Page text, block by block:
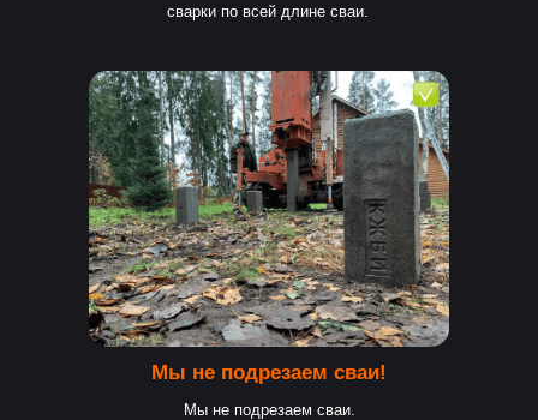
Мы не подрезаем сваи!
сварки по всей длине сваи.
Мы не подрезаем сваи.